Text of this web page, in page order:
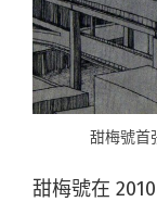
甜梅號首
甜梅號在